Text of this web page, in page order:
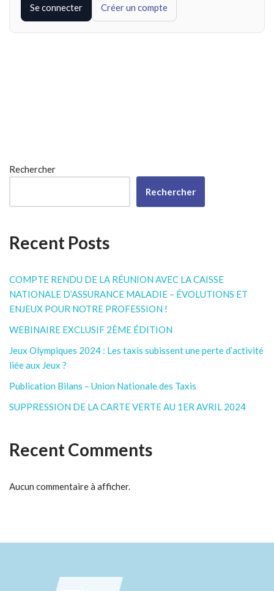
Se connecter Créer un compte
Rechercher
Rechercher
Recent Posts
COMPTE RENDU DE LA RÉUNION AVEC LA CAISSE
NATIONALE D’ASSURANCE MALADIE – ÉVOLUTIONS ET
ENJEUX POUR NOTRE PROFESSION !
WEBINAIRE EXCLUSIF 2ÈME ÉDITION
Jeux Olympiques 2024 : Les taxis subissent une perte d’activité
liée aux Jeux ?
Publication Bilans – Union Nationale des Taxis
SUPPRESSION DE LA CARTE VERTE AU 1ER AVRIL 2024
Recent Comments
Aucun commentaire à afficher.